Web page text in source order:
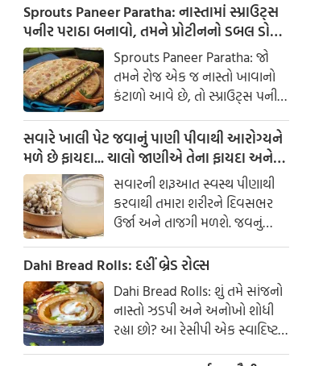
Sprouts Paneer Paratha: નાસ્તામાં સ્પ્રાઉટ્સ
પનીર પરાઠા બનાવો, તમને પ્રોટીનનો ડબલ ડોઝ
મળશે
Sprouts Paneer Paratha: જો
તમને રોજ એક જ નાસ્તો ખાવાનો
કંટાળો આવે છે, તો સ્પ્રાઉટ્સ પનીર
પરાઠા બનાવવાનો પ્રયાસ કરો. તે
માત્ર સ્વાદિષ્ટ જ નથી પણ તમારા
સ્વાસ્થ્ય માટે અતિ ફાયદાકારક પણ
સવારે ખાલી પેટ જવાનું પાણી પીવાથી આરોગ્યને
મળે છે ફાયદા... ચાલો જાણીએ તેના ફાયદા અને
ઉપયોગ કરવાની યોગ્ય રીતસવારની શરૂઆત સ્વસ્થ પીણાથી
કરવાથી તમારા શરીરને દિવસભર
ઉર્જા અને તાજગી મળશે. જવનું
પાણી એક ઉત્તમ ઘરેલું ઉપાય
માનવામાં આવે છે, જે ખાસ કરીને
ઉનાળામાં ઠંડક આપે છે
Dahi Bread Rolls: દહીં બ્રેડ રોલ્સ
Dahi Bread Rolls: શું તમે સાંજનો
નાસ્તો ઝડપી અને અનોખો શોધી
રહ્યા છો? આ રેસીપી એક સ્વાદિષ્ટ
વિકલ્પ આપે છે જે બહારથી ક્રિસ્પી